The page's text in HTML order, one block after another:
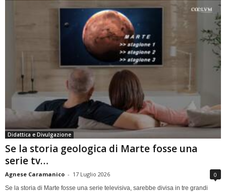
Didattica e Divulgazione
Se la storia geologica di Marte fosse una
serie tv…
Agnese Caramanico - 17 Luglio 2026 0
Se la storia di Marte fosse una serie televisiva, sarebbe divisa in tre grandi